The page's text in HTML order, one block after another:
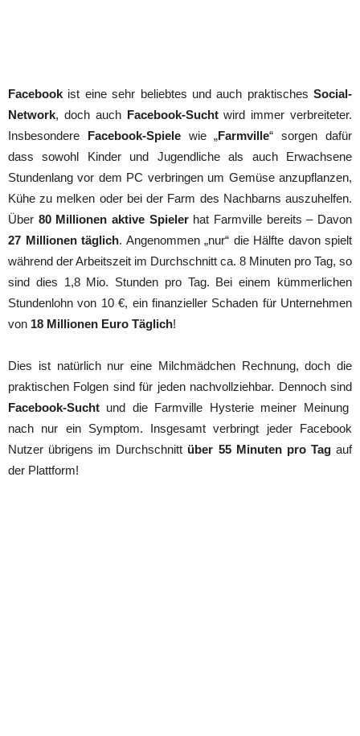
Facebook ist eine sehr beliebtes und auch praktisches Social-
Network, doch auch Facebook-Suchtwird immer verbreiteter.
Insbesondere Facebook-Spielewie „Farmville“ sorgen dafür
dass sowohl Kinder und Jugendliche als auch Erwachsene
Stundenlang vor dem PC verbringen um Gemüse anzupflanzen,
Kühe zu melken oder bei der Farm des Nachbarns auszuhelfen.
Über 80 Millionen aktive Spielerhat Farmville bereits – Davon
27 Millionen täglich. Angenommen „nur“ die Hälfte davon spielt
während der Arbeitszeit im Durchschnitt ca. 8 Minuten pro Tag, so
sind dies 1,8 Mio. Stunden pro Tag. Bei einem kümmerlichen
Stundenlohn von 10 €, ein finanzieller Schaden für Unternehmen
von 18 Millionen Euro Täglich!
Dies ist natürlich nur eine Milchmädchen Rechnung, doch die
praktischen Folgen sind für jeden nachvollziehbar. Dennoch sind
Facebook-Sucht und die Farmville Hysterie meiner Meinung
nach nur ein Symptom. Insgesamt verbringt jeder Facebook
Nutzer übrigens im Durchschnitt über 55 Minuten pro Tagauf
der Plattform!